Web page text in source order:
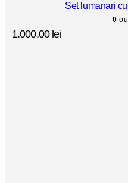
Set lumanari
0
1.000,00 lei